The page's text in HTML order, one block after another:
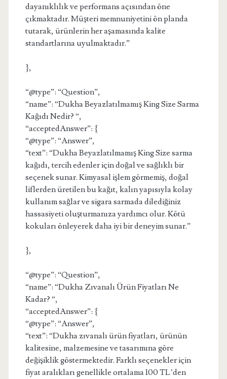
dayanıklılık ve performans açısından öne
çıkmaktadır. Müşteri memnuniyetini ön planda
tutarak, ürünlerin her aşamasında kalite
standartlarına uyulmaktadır.”
},
“@type”: “Question”,
“name”: “Dukha Beyazlatılmamış King Size Sarma
Kağıdı Nedir? “,
“acceptedAnswer”: {
“@type”: “Answer”,
“text”: “Dukha Beyazlatılmamış King Size sarma
kağıdı, tercih edenler için doğal ve sağlıklı bir
seçenek sunar. Kimyasal işlem görmemiş, doğal
liflerden üretilen bu kağıt, kalın yapısıyla kolay
kullanım sağlar ve sigara sarmada dilediğiniz
hassasiyeti oluşturmanıza yardımcı olur. Kötü
kokuları önleyerek daha iyi bir deneyim sunar.”
},
“@type”: “Question”,
“name”: “Dukha Zıvanalı Ürün Fiyatları Ne
Kadar? “,
“acceptedAnswer”: {
“@type”: “Answer”,
“text”: “Dukha zıvanalı ürün fiyatları, ürünün
kalitesine, malzemesine ve tasarımına göre
değişiklik göstermektedir. Farklı seçenekler için
fiyat aralıkları genellikle ortalama 100 TL’den